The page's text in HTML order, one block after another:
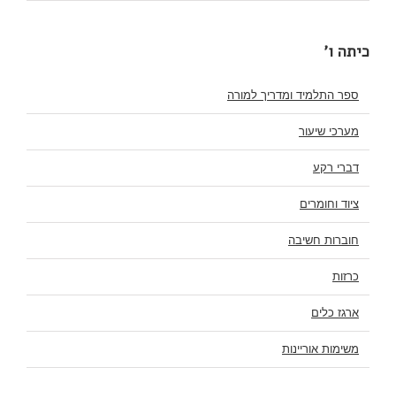
כיתה ו'
ספר התלמיד ומדריך למורה
מערכי שיעור
דברי רקע
ציוד וחומרים
חוברות חשיבה
כרזות
ארגז כלים
משימות אוריינות